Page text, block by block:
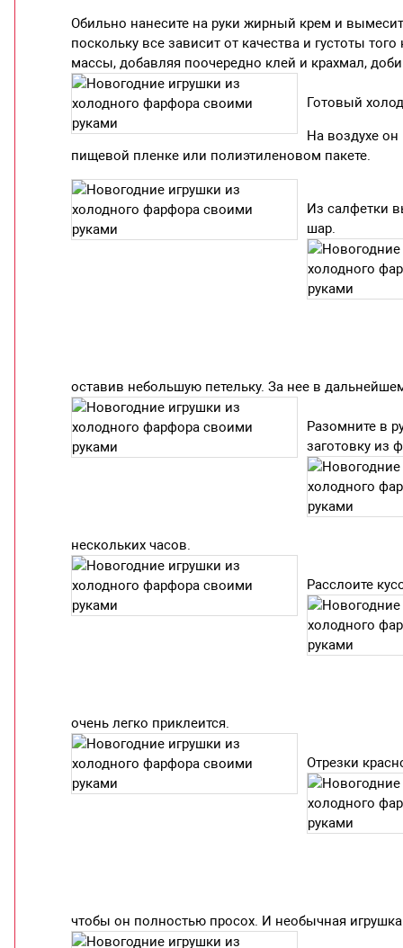
Обильно нанесите на руки жирный крем и
поскольку все зависит от качества и густоты
массы, добавляя поочередно клей и крахмал,
Готовый
На воздухе
пищевой пленке или полиэтиленовом пакете.
Из салфетки
шар.
оставив небольшую петельку. За нее в
Разомните в
заготовку из
нескольких часов.
Расслоите
очень легко приклеится.
Отрезки
чтобы он полностью просох. И необычная